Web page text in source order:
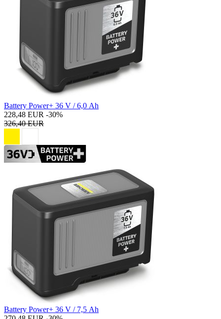
Battery Power+ 36 V / 6,0 Ah
228,48 EUR -30%
326,40 EUR
Battery Power+ 36 V / 7,5 Ah